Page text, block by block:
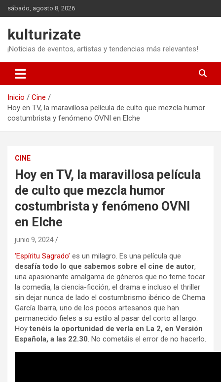
Saltar
al
sábado, agosto 8, 2026
kulturizate
¡Noticias de eventos, artistas y tendencias más relevantes!
Inicio
Cine
Hoy en TV, la maravillosa película de culto que mezcla humor
costumbrista y fenómeno OVNI en Elche
CINE
Hoy en TV, la maravillosa película
de culto que mezcla humor
costumbrista y fenómeno OVNI
en Elche
junio 9, 2024
‘Espíritu Sagrado’ es un milagro. Es una película que
desafía todo lo que sabemos sobre el cine de autor,
una apasionante amalgama de géneros que no teme tocar
la comedia, la ciencia-ficción, el drama e incluso el thriller
sin dejar nunca de lado el costumbrismo ibérico de Chema
García Ibarra, uno de los pocos artesanos que han
permanecido fieles a su estilo al pasar del corto al largo.
Hoytenéis la oportunidad de verla en La 2, en Versión
Española, a las 22.30. No cometáis el error de no hacerlo.